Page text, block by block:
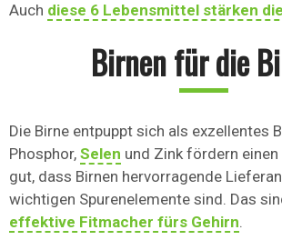
Auch diese 6 Lebensmittel stärken
Birnen für die
Die Birne entpuppt sich als exzellentes
Phosphor, Selen und Zink fördern
gut, dass Birnen hervorragende
wichtigen Spurenelemente sind. Das
effektive Fitmacher fürs Gehirn.